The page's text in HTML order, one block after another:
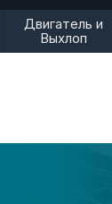
Двигатель и
Выхлоп